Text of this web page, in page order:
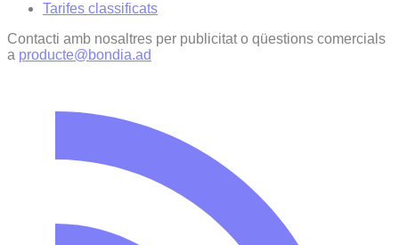
Tarifes classificats
Contacti amb nosaltres per publicitat o qüestions comercials
a producte@bondia.ad